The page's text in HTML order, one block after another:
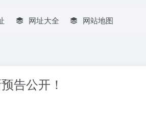
网址大全 网站地图
告公开！